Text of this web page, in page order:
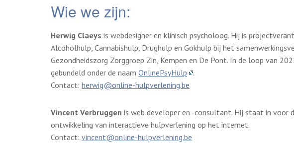
Wie we zijn:
Herwig Claeys is webdesigner en klinisch psycholoog. Hij is
Alcoholhulp, Cannabishulp, Drughulp en Gokhulp bij het
Gezondheidszorg Zorggroep Zin, Kempen en De Pont. In de loop van
gebundeld onder de naam OnlinePsyHulp
.
Contact: herwig@online-hulpverlening.be
Vincent Verbruggen is web developer en -consultant. Hij staat in voor
ontwikkeling van interactieve hulpverlening op het internet.
Contact: vincent@online-hulpverlening.be